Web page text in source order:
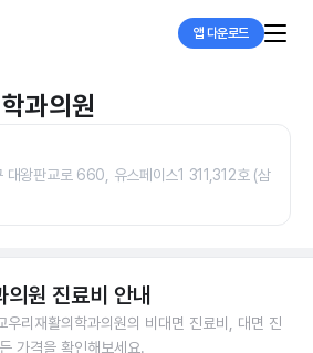
앱 다운로드
과의원
대왕판교로 660, 유스페이스1 311,312호 (삼
의원 진료비 안내
우리재활의학과의원의 비대면 진료비, 대면 진
가격을 확인해보세요.